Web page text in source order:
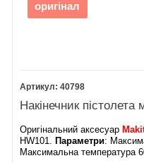
оригінал
40798
Накінечник
Оригінальний аксесуар
HW101. Параметри:
Максимальна температура